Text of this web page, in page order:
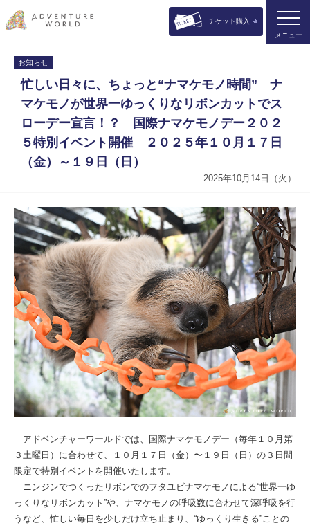
チケット購入
メニュー
お知らせ
忙しい日々に、ちょっと“ナマケモノ時間” ナ
マケモノが世界一ゆっくりなリボンカットでス
ローデー宣言！？ 国際ナマケモノデー２０２
５特別イベント開催 ２０２５年１０月１７日
（金）～１９日（日）
2025年10月14日（火）
アドベンチャーワールドでは、国際ナマケモノデー（毎年１０月第
３土曜日）に合わせて、１０月１７日（金）〜１９日（日）の３日間
限定で特別イベントを開催いたします。
ニンジンでつくったリボンでのフタユビナマケモノによる“世界一ゆ
っくりなリボンカット”や、ナマケモノの呼吸数に合わせて深呼吸を行
うなど、忙しい毎日を少しだけ立ち止まり、“ゆっくり生きる”ことの